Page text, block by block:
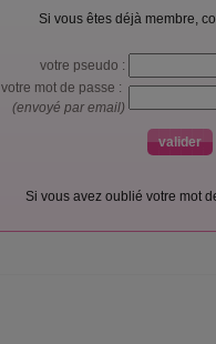
Si vous êtes déjà membre,
votre pseudo :
votre mot de passe :
(envoyé par email)
Si vous avez oublié votre mot